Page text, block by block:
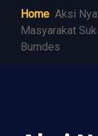
Home Aksi
Masyarakat
Bumdes